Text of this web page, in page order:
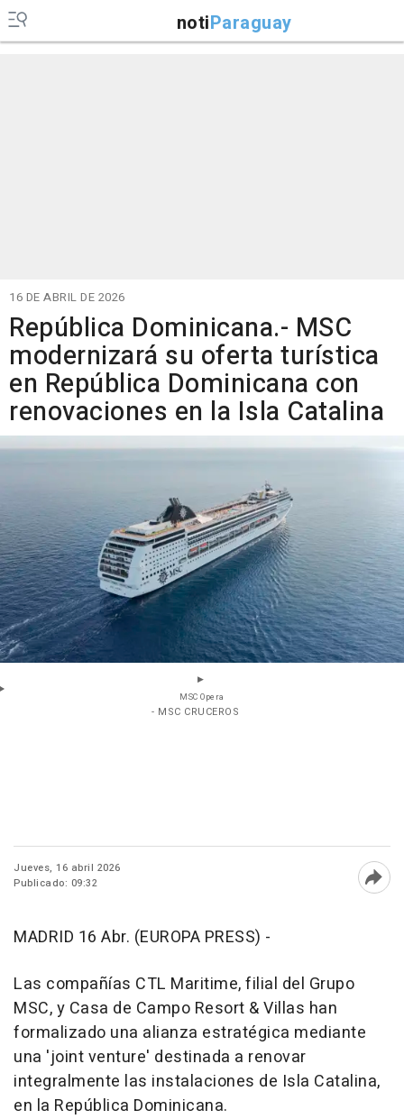
notiParaguay
16 DE ABRIL DE 2026
República Dominicana.- MSC
modernizará su oferta turística
en República Dominicana con
renovaciones en la Isla Catalina
MSC Opera
- MSC CRUCEROS
Jueves, 16 abril 2026
Publicado: 09:32
MADRID 16 Abr. (EUROPA PRESS) -
Las compañías CTL Maritime, filial del Grupo
MSC, y Casa de Campo Resort & Villas han
formalizado una alianza estratégica mediante
una 'joint venture' destinada a renovar
integralmente las instalaciones de Isla Catalina,
en la República Dominicana.